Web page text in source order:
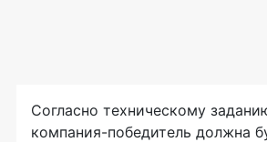
Согласно техническому
компания-победитель должна